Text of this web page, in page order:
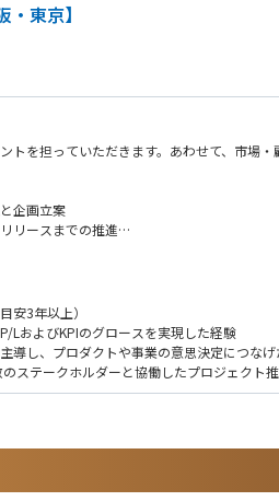
東京】
トを担っていただきます。あわせて、市場
企画立案
リースまでの推進
、求められる価値の特定）
、訴求・メッセージ設計）
効果的に販売・サポートできる体制構築）
報を開発へ提供）
安3年以上）
LおよびKPIのグロースを実現した経験
導し、プロダクトや事業の意思決定につな
ステークホルダーと協働したプロジェクト
AIを活用した業務基盤の構築経験
、ポジショニング・メッセージング設計、
の策定・運用経験